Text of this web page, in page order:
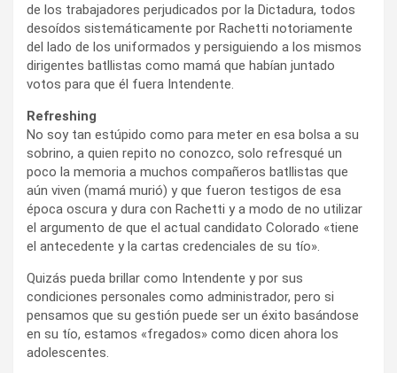
de los trabajadores perjudicados por la Dictadura, todos
desoídos sistemáticamente por Rachetti notoriamente
del lado de los uniformados y persiguiendo a los mismos
dirigentes batllistas como mamá que habían juntado
votos para que él fuera Intendente.
Refreshing
No soy tan estúpido como para meter en esa bolsa a su
sobrino, a quien repito no conozco, solo refresqué un
poco la memoria a muchos compañeros batllistas que
aún viven (mamá murió) y que fueron testigos de esa
época oscura y dura con Rachetti y a modo de no utilizar
el argumento de que el actual candidato Colorado «tiene
el antecedente y la cartas credenciales de su tío».
Quizás pueda brillar como Intendente y por sus
condiciones personales como administrador, pero si
pensamos que su gestión puede ser un éxito basándose
en su tío, estamos «fregados» como dicen ahora los
adolescentes.